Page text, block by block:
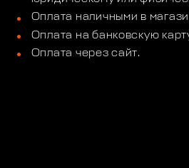
Оплата наличными в
Оплата на банковскую
Оплата через сайт.